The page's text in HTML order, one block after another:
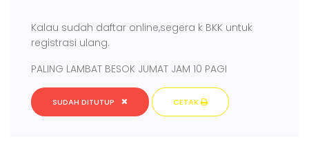
Kalau sudah daftar online,segera k BKK untuk
registrasi ulang.
PALING LAMBAT BESOK JUMAT JAM 10 PAGI
SUDAH DITUTUP CETAK